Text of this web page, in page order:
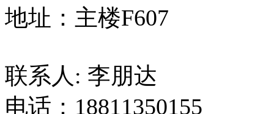
地址：主楼F607
联系人: 李朋达
电话：18811350155